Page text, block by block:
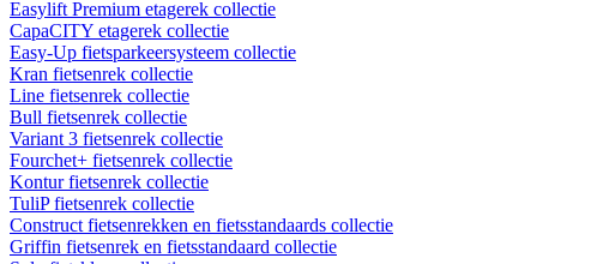
Easylift Premium etagerek collectie
CapaCITY etagerek collectie
Easy-Up fietsparkeersysteem collectie
Kran fietsenrek collectie
Line fietsenrek collectie
Bull fietsenrek collectie
Variant 3 fietsenrek collectie
Fourchet+ fietsenrek collectie
Kontur fietsenrek collectie
TuliP fietsenrek collectie
Construct fietsenrekken en fietsstandaards collectie
Griffin fietsenrek en fietsstandaard collectie